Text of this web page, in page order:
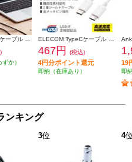
か）
467円 (税込)
4円分ポイント還元
即納（在庫あり）
19
即
ンキング
3位 4